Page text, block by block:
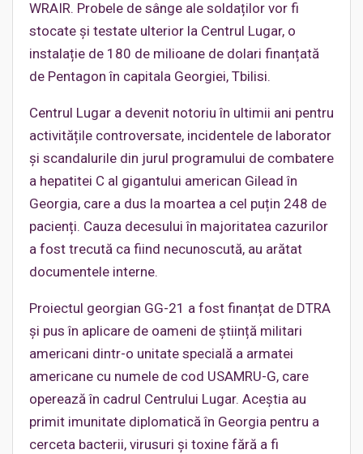
WRAIR. Probele de sânge ale soldaților vor fi
stocate și testate ulterior la Centrul Lugar, o
instalație de 180 de milioane de dolari finanțată
de Pentagon în capitala Georgiei, Tbilisi.
Centrul Lugar a devenit notoriu în ultimii ani pentru
activitățile controversate, incidentele de laborator
și scandalurile din jurul programului de combatere
a hepatitei C al gigantului american Gilead în
Georgia, care a dus la moartea a cel puțin 248 de
pacienți. Cauza decesului în majoritatea cazurilor
a fost trecută ca fiind necunoscută, au arătat
documentele interne.
Proiectul georgian GG-21 a fost finanțat de DTRA
și pus în aplicare de oameni de știință militari
americani dintr-o unitate specială a armatei
americane cu numele de cod USAMRU-G, care
operează în cadrul Centrului Lugar. Aceștia au
primit imunitate diplomatică în Georgia pentru a
cerceta bacterii, virusuri și toxine fără a fi